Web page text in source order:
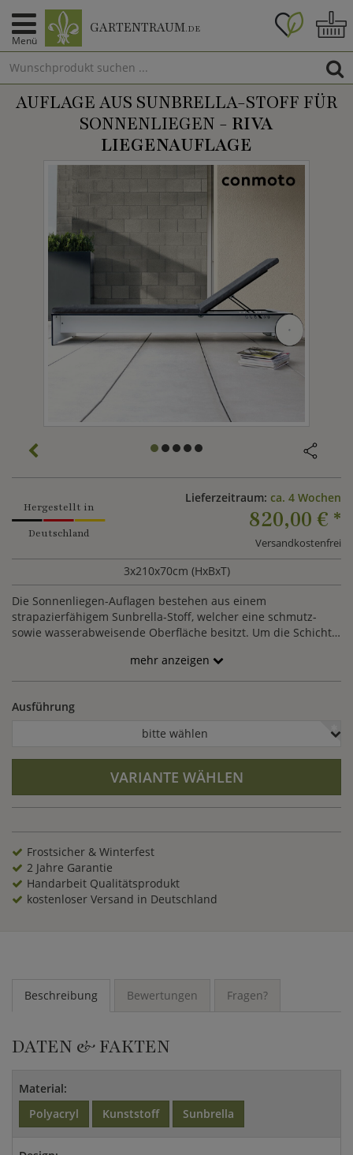
Menü
GARTENTRAUM.DE
AUFLAGE AUS SUNBRELLA-STOFF FÜR
SONNENLIEGEN - RIVA
LIEGENAUFLAGE
Hergestellt in
Deutschland
Lieferzeitraum: ca. 4 Wochen
820,00 € *
Versandkostenfrei
3x210x70cm (HxBxT)
Die Sonnenliegen-Auflagen bestehen aus einem
strapazierfähigem Sunbrella-Stoff, welcher eine schmutz-
sowie wasserabweisende Oberfläche besitzt. Um die Schicht
und einer milden Seife gereinigt werden.
mehr anzeigen
Ausführung
bitte wählen
VARIANTE WÄHLEN
Frostsicher & Winterfest
2 Jahre Garantie
Handarbeit Qualitätsprodukt
kostenloser Versand in Deutschland
Beschreibung Bewertungen Fragen?
DATEN & FAKTEN
Material:
Polyacryl
Kunststoff Sunbrella